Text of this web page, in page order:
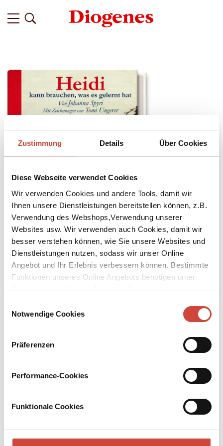
Zustimmung Details Über Cookies
Diese Webseite verwendet Cookies
Wir verwenden Cookies und andere Tools, damit wir
Ihnen unsere Dienstleistungen bereitstellen können, z.B.
Verwendung des Webshops,Verwendung unserer
Websites usw. Wir verwenden auch Cookies, damit wir
besser verstehen können, wie Sie unsere Websites und
Dienstleistungen nutzen, sodass wir unser Online
Angebot und Ihr Erlebnis verbessern können. Bestimmte
Funktionen unseres Online Angebots benötigen unter
Umständen die Verwendung von Cookies von
Notwendige Cookies
Präferenzen
Performance-Cookies
Funktionale Cookies
Download Bilddatei ↘
Heidi kann brauchen, was es gelernt
Tomi Ungerers sparsame Federzeichnungen, die deswegen umso
setzen nur hier und da eine Pointe – eine erfrischende Zugabe zu
einem der schönsten Kinderbuchklassiker der Welt!
Kinderbücher